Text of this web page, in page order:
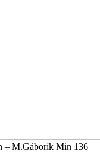
– M.Gáborík Min 136